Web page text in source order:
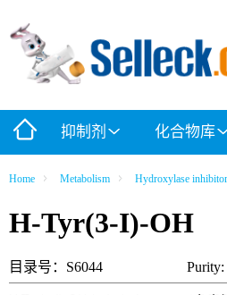
抑制剂 化合物库
Home Metabolism Hydroxylase inhibitor
H-Tyr(3-I)-OH
目录号：S6044 Purity: